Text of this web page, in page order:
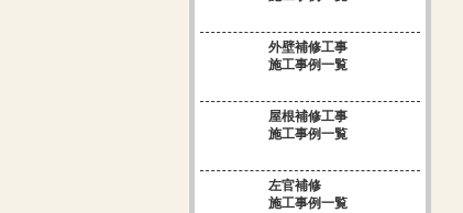
外壁補修工事
施工事例一覧
屋根補修工事
施工事例一覧
左官補修
施工事例一覧